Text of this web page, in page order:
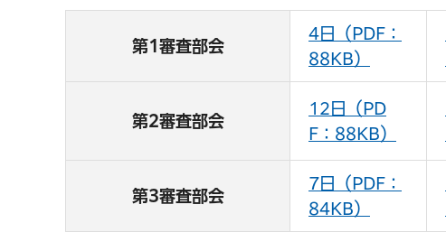
第1審査部会
4日（PDF：
88KB）
第2審査部会
12日（PD
F：88KB）
第3審査部会
7日（PDF：
84KB）